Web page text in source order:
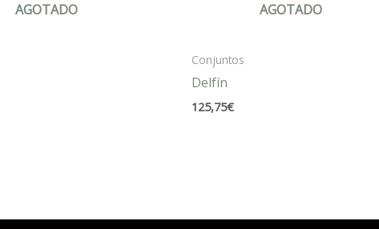
AGOTADO AGOTADO
Conjuntos
Delfín
125,75€